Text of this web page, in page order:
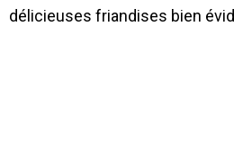
délicieuses friandises bien